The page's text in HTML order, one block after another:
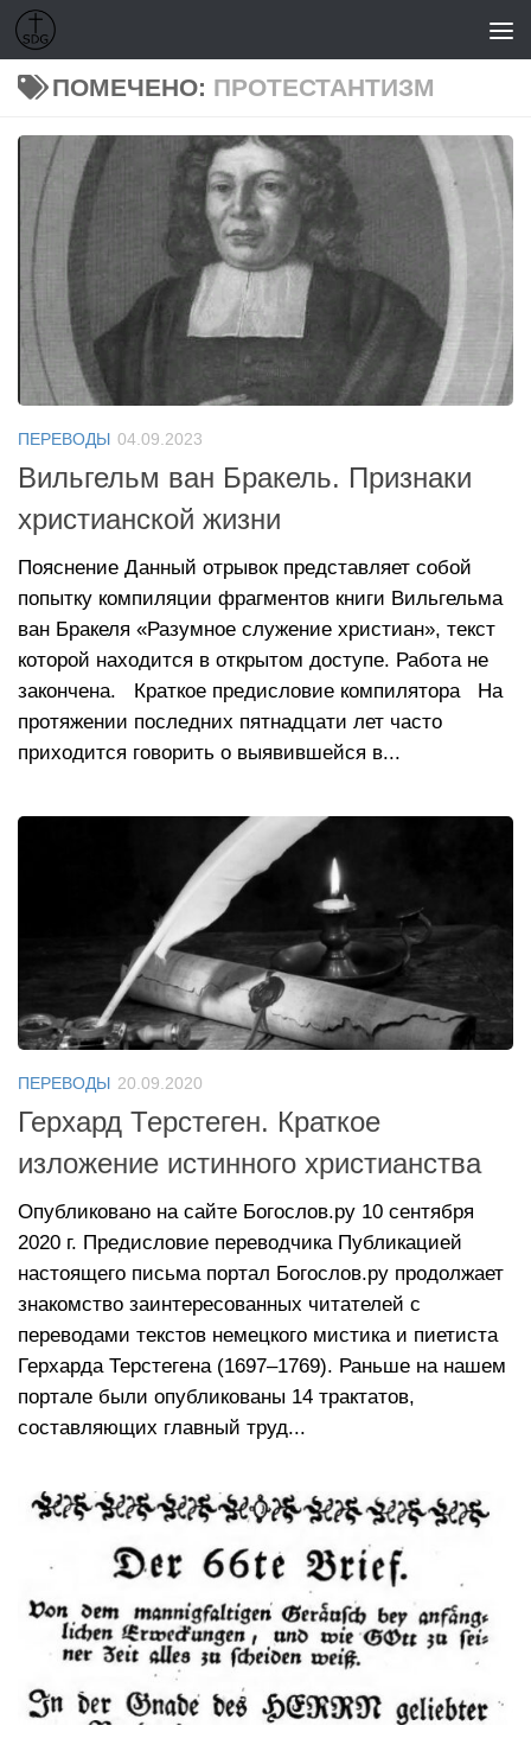
Перейти к содержимому
ПОМЕЧЕНО: ПРОТЕСТАНТИЗМ
ПЕРЕВОДЫ 04.09.2023
Вильгельм ван Бракель. Признаки
христианской жизни
Пояснение Данный отрывок представляет собой
попытку компиляции фрагментов книги Вильгельма
ван Бракеля «Разумное служение христиан», текст
которой находится в открытом доступе. Работа не
закончена. Краткое предисловие компилятора На
протяжении последних пятнадцати лет часто
приходится говорить о выявившейся в...
ПЕРЕВОДЫ 20.09.2020
Герхард Терстеген. Краткое
изложение истинного христианства
Опубликовано на сайте Богослов.ру 10 сентября
2020 г. Предисловие переводчика Публикацией
настоящего письма портал Богослов.ру продолжает
знакомство заинтересованных читателей с
переводами текстов немецкого мистика и пиетиста
Герхарда Терстегена (1697–1769). Раньше на нашем
портале были опубликованы 14 трактатов,
составляющих главный труд...